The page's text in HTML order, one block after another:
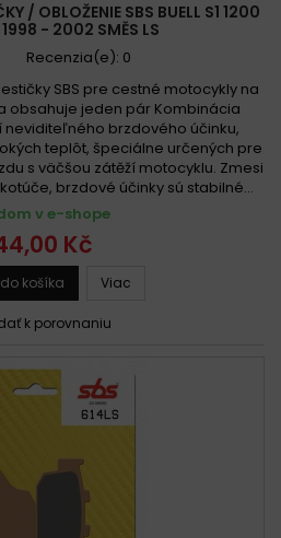
/ OBLOŽENIE SBS BUELL S1 1200
- 2002 SMĚS LS
Recenzia(e): 0
SBS pre cestné motocykly na
obsahuje jeden pár Kombinácia
brzdového účinku,
teplôt, špeciálne určených pre
s väčšou zátěží motocyklu. Zmesi
brzdové účinky sú stabilné...
v e-shope
Kč
košíka Viac
k porovnaniu